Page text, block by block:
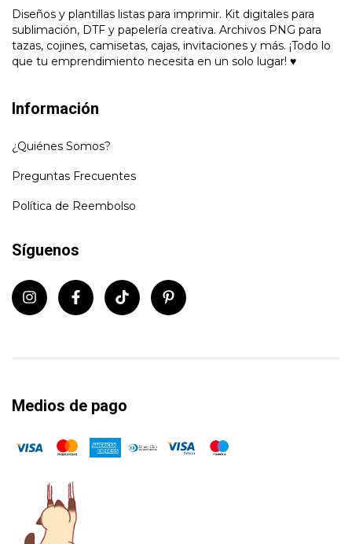
Diseños y plantillas listas para imprimir. Kit digitales para
sublimación, DTF y papelería creativa. Archivos PNG para
tazas, cojines, camisetas, cajas, invitaciones y más. ¡Todo lo
que tu emprendimiento necesita en un solo lugar! ♥
Información
¿Quiénes Somos?
Preguntas Frecuentes
Política de Reembolso
Síguenos
Medios de pago